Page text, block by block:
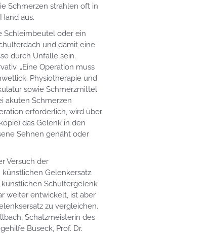
Schmerzen strahlen oft in
aus.
Schleimbeutel oder ein
und damit eine
durch Unfälle sein.
„Eine Operation muss
Physiotherapie und
sowie Schmerzmittel
akuten Schmerzen
erforderlich, wird über
das Gelenk in den
Sehnen genäht oder
Versuch der
Gelenkersatz.
Schultergelenk
weiter entwickelt, ist aber
zu vergleichen.
Schatzmeisterin des
Buseck, Prof. Dr.